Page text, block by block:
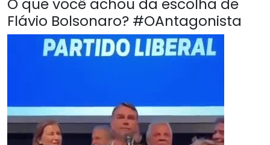
Flávio Bolsonaro? #OAntagonista